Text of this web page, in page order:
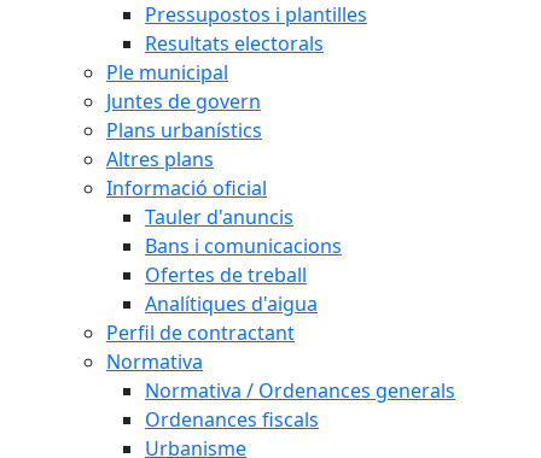
Pressupostos i plantilles
Resultats electorals
Ple municipal
Juntes de govern
Plans urbanístics
Altres plans
Informació oficial
Tauler d'anuncis
Bans i comunicacions
Ofertes de treball
Analítiques d'aigua
Perfil de contractant
Normativa
Normativa / Ordenances generals
Ordenances fiscals
Urbanisme